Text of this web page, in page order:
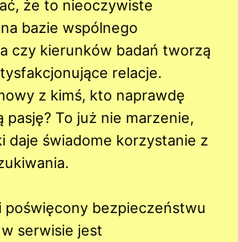
że to nieoczywiste
bazie wspólnego
czy kierunków badań tworzą
relacje.
z kimś, kto naprawdę
pasję? To już nie marzenie,
daje świadome korzystanie z
poświęcony bezpieczeństwu
serwisie jest